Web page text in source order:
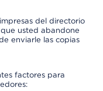
del directorio
usted abandone
enviarle las copias
factores para